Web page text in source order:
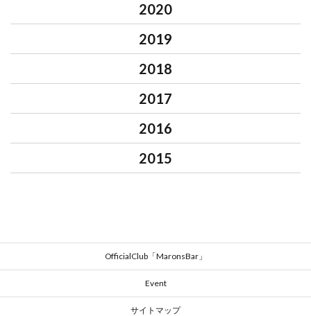
2020
2019
2018
2017
2016
2015
OfficialClub「MaronsBar」
Event
サイトマップ